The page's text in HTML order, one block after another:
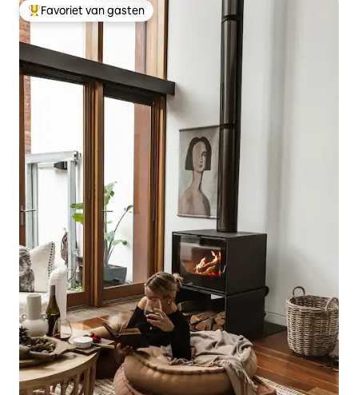
Topfavoriet van gasten
Favoriet van gasten